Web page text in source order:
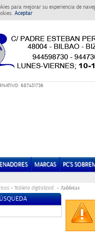
para mejorar su experiencia de
Aceptar
687431736
MARCAS PC'S
» Tableta digitalizad. » Tabletas